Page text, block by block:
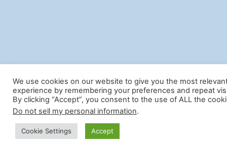
We use cookies on our website to give you the most
experience by remembering your preferences and repeat
By clicking “Accept”, you consent to the use of ALL the
Do not sell my personal information.
Cookie Settings Accept